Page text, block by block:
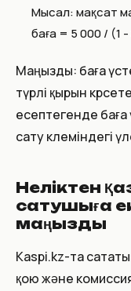
Мысал: мақсат
баға = 5 000 / (1
Маңызды: баға
түрлі қырын
есептегенде
сату көлеміндегі
Неліктен
сатушыға
маңызды
Kaspi.kz-та
қою және